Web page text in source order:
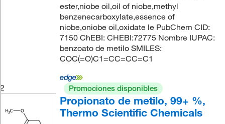
ester,niobe oil,oil of niobe,methyl
benzenecarboxylate,essence of
niobe,oniobe oil,oxidate le PubChem CID:
7150 ChEBI: CHEBI:72775 Nombre IUPAC:
benzoato de metilo SMILES:
COC(=O)C1=CC=CC=C1
2 Promociones disponibles
Propionato de metilo, 99+ %,
Thermo Scientific Chemicals